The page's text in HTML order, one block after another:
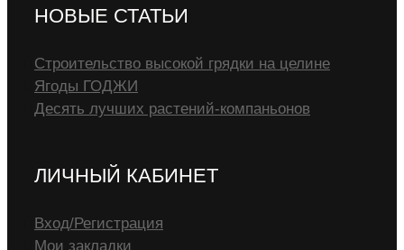
НОВЫЕ СТАТЬИ
Строительство высокой грядки на целине
Ягоды ГОДЖИ
Десять лучших растений-компаньонов
ЛИЧНЫЙ КАБИНЕТ
Вход/Регистрация
Мои закладки